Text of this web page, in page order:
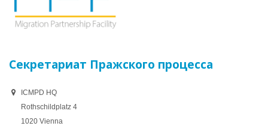
Секретариат Пражского процесса
ICMPD HQ
Rothschildplatz 4
1020 Vienna